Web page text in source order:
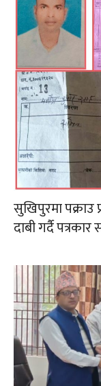
सुखिपुरमा पक्राउ
दाबी गर्दै